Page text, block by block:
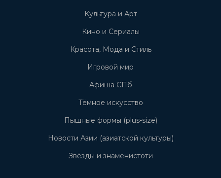
Культура и Арт
Кино и Сериалы
Красота, Мода и Стиль
Игровой мир
Афиша СПб
Тёмное искусство
Пышные формы (plus-size)
Новости Азии (азиатской культуры)
Звёзды и знаменистоти